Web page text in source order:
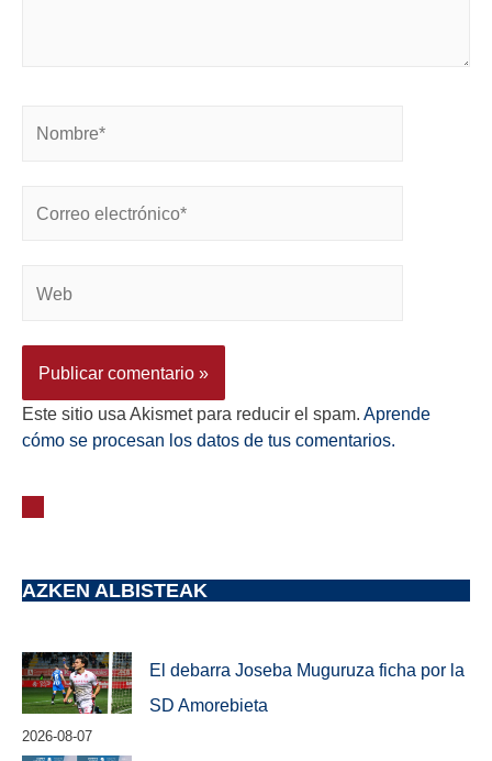
Este sitio usa Akismet para reducir el spam. Aprende
cómo se procesan los datos de tus comentarios.
AZKEN ALBISTEAK
El debarra Joseba Muguruza ficha por la
SD Amorebieta
2026-08-07